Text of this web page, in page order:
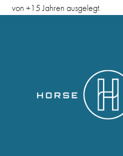
von +15 Jahren ausgelegt.